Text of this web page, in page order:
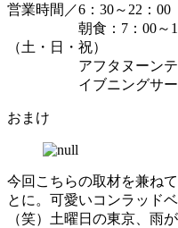
営業時間／6：30～22：00
朝食：7：00～10：
（土・日・祝）
アフタヌーンティ
イブニングサービ
おまけ
今回こちらの取材を兼ね
とに。可愛いコンラッド
（笑）土曜日の東京、雨